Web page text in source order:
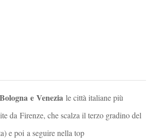
Bologna e Venezia le città italiane più
da Firenze, che scalza il terzo gradino del
e poi a seguire nella top